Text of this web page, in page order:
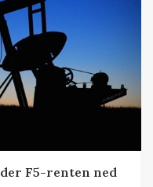
F5-renten ned